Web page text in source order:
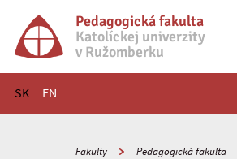
Pedagogická fakulta
Katolíckej univerzity
v Ružomberku
SK EN
Hlavné menu
Fakulty Pedagogická fakulta